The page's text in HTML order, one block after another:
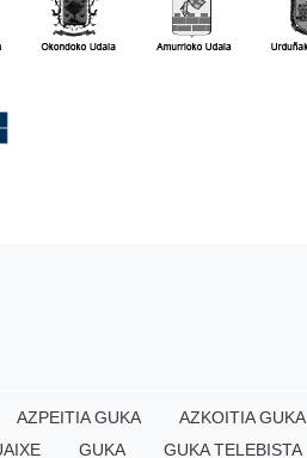
AZPEITIA GUKA AZKOITIA GUKA
GUKA GUKA TELEBISTA